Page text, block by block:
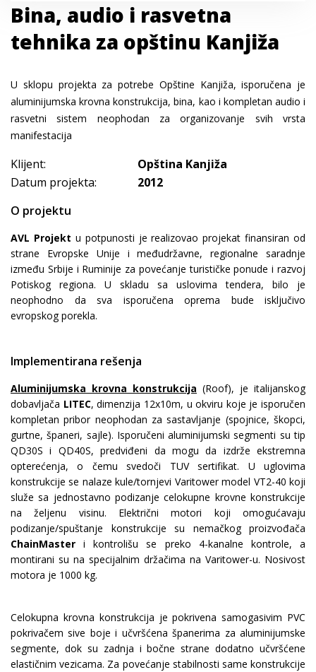
Bina, audio i rasvetna
tehnika za opštinu Kanjiža
U sklopu projekta za potrebe Opštine Kanjiža, isporučena je
aluminijumska krovna konstrukcija, bina, kao i kompletan audio i
rasvetni sistem neophodan za organizovanje svih vrsta
manifestacija
Klijent:
Opština Kanjiža
Datum projekta:
2012
O projektu
AVL Projekt u potpunosti je realizovao projekat finansiran od
strane Evropske Unije i međudržavne, regionalne saradnje
između Srbije i Ruminije za povećanje turističke ponude i razvoj
Potiskog regiona. U skladu sa uslovima tendera, bilo je
neophodno da sva isporučena oprema bude isključivo
evropskog porekla.
Implementirana rešenja
Aluminijumska krovna konstrukcija (Roof), je italijanskog
dobavljača LITEC, dimenzija 12x10m, u okviru koje je isporučen
kompletan pribor neophodan za sastavljanje (spojnice, škopci,
gurtne, španeri, sajle). Isporučeni aluminijumski segmenti su tip
QD30S i QD40S, predviđeni da mogu da izdrže ekstremna
opterećenja, o čemu svedoči TUV sertifikat. U uglovima
konstrukcije se nalaze kule/tornjevi Varitower model VT2-40 koji
služe sa jednostavno podizanje celokupne krovne konstrukcije
na željenu visinu. Električni motori koji omogućavaju
podizanje/spuštanje konstrukcije su nemačkog proizvođača
ChainMaster i kontrolišu se preko 4-kanalne kontrole, a
montirani su na specijalnim držačima na Varitower-u. Nosivost
motora je 1000 kg.
Celokupna krovna konstrukcija je pokrivena samogasivim PVC
pokrivačem sive boje i učvršćena španerima za aluminijumske
segmente, dok su zadnja i bočne strane dodatno učvršćene
elastičnim vezicama. Za povećanje stabilnosti same konstrukcije